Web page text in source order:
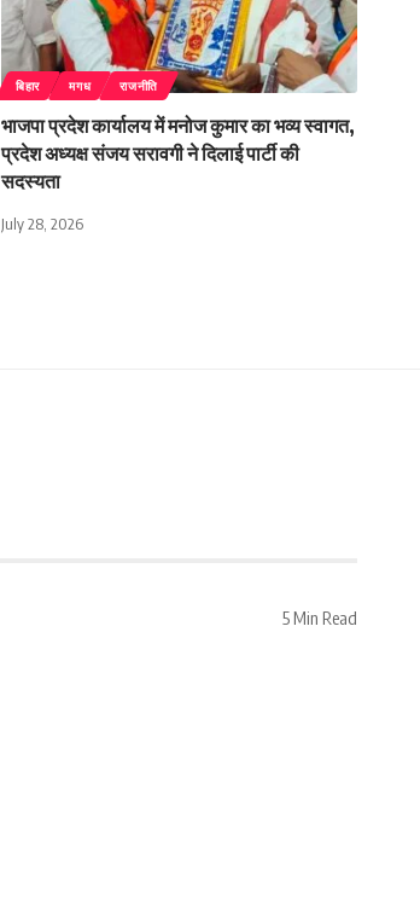
बिहार मगध राजनीति
भाजपा प्रदेश कार्यालय में मनोज कुमार का भव्य स्वागत,
प्रदेश अध्यक्ष संजय सरावगी ने दिलाई पार्टी की
सदस्यता
July 28, 2026
5 Min Read